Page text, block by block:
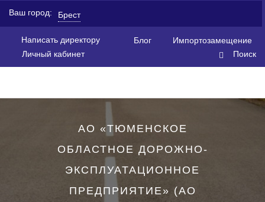
Написать директору Блог
Импортозамещение
Личный кабинет
Ваш город: Брест
Поиск
АО «ТЮМЕНСКОЕ
ОБЛАСТНОЕ ДОРОЖНО-
ЭКСПЛУАТАЦИОННОЕ
ПРЕДПРИЯТИЕ» (АО